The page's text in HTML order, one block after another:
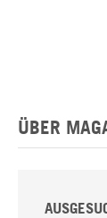
ÜBER